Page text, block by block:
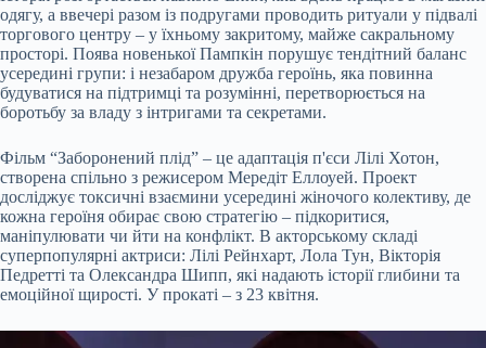
одягу, а ввечері разом із подругами проводить ритуали у підвалі
торгового центру – у їхньому закритому, майже сакральному
просторі. Поява новенької Пампкін порушує тендітний баланс
усередині групи: і незабаром дружба героїнь, яка повинна
будуватися на підтримці та розумінні, перетворюється на
боротьбу за владу з інтригами та секретами.
Фільм “Заборонений плід” – це адаптація п'єси Лілі Хотон,
створена спільно з режисером Мередіт Еллоуей. Проект
досліджує токсичні взаємини усередині жіночого колективу, де
кожна героїня обирає свою стратегію – підкоритися,
маніпулювати чи йти на конфлікт. В акторському складі
суперпопулярні актриси: Лілі Рейнхарт, Лола Тун, Вікторія
Педретті та Олександра Шипп, які надають історії глибини та
емоційної щирості. У прокаті – з 23 квітня.